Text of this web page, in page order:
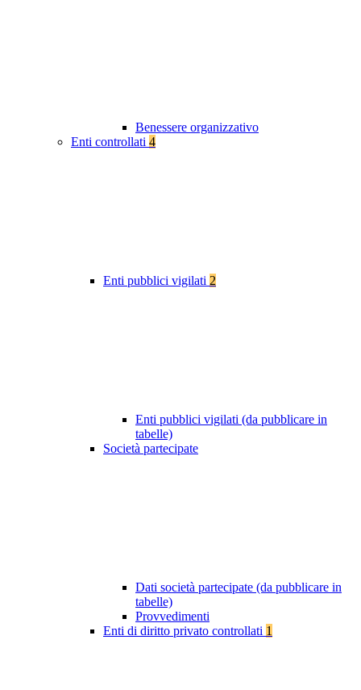
Benessere organizzativo
Enti controllati 4
Enti pubblici vigilati 2
Enti pubblici vigilati (da pubblicare in
tabelle)
Società partecipate
Dati società partecipate (da pubblicare in
tabelle)
Provvedimenti
Enti di diritto privato controllati 1